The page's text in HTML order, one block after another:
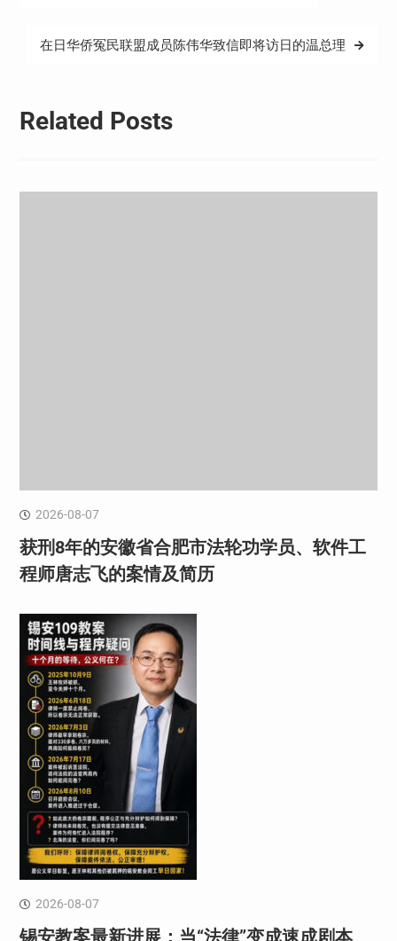
在日华侨冤民联盟成员陈伟华致信即将访日的温总理
Related Posts
2026-08-07
获刑8年的安徽省合肥市法轮功学员、软件工
程师唐志飞的案情及简历
2026-08-07
锡安教案最新进展：当“法律”变成速成剧本